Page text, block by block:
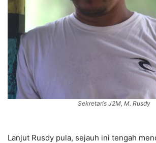
Sekretaris J2M, M. Rusdy
Lanjut Rusdy pula, sejauh ini tengah